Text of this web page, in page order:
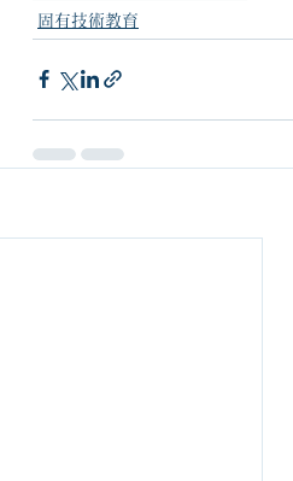
固有技術教育